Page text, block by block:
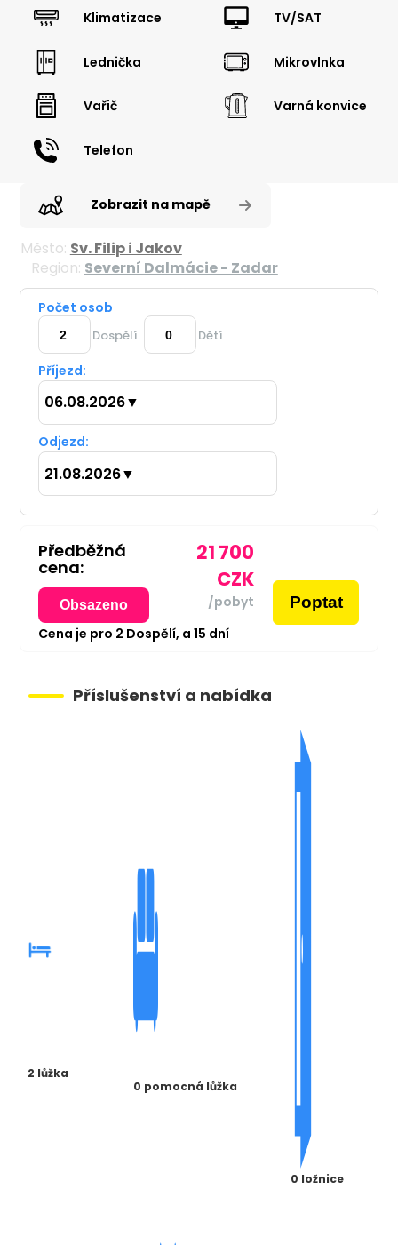
Klimatizace TV/SAT
Lednička Mikrovlnka
Vařič Varná konvice
Telefon
Zobrazit na mapě
Město: Sv. Filip i Jakov
Region: Severní Dalmácie - Zadar
Počet osob
Dospělí Dětí
Příjezd:
06.08.2026▼
Odjezd:
21.08.2026▼
Předběžná
cena:
Obsazeno
21 700
CZK
/pobyt Poptat
Cena je pro 2 Dospělí, a 15 dní
Příslušenství a nabídka
2 lůžka
0 pomocná lůžka
0 ložnice